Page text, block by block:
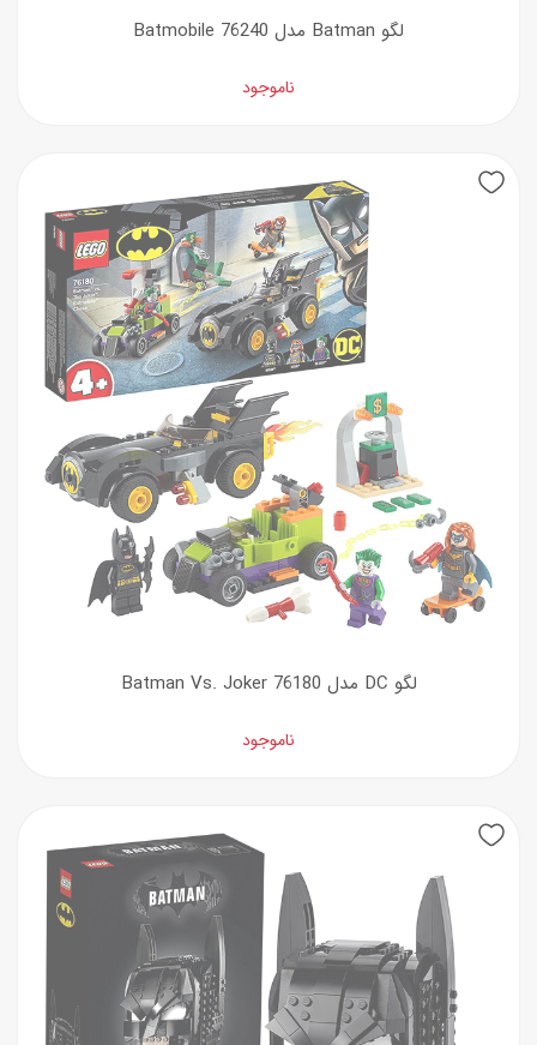
لگو Batman مدل 76240 Batmobile
ناموجود
لگو DC مدل Batman Vs. Joker 76180
ناموجود